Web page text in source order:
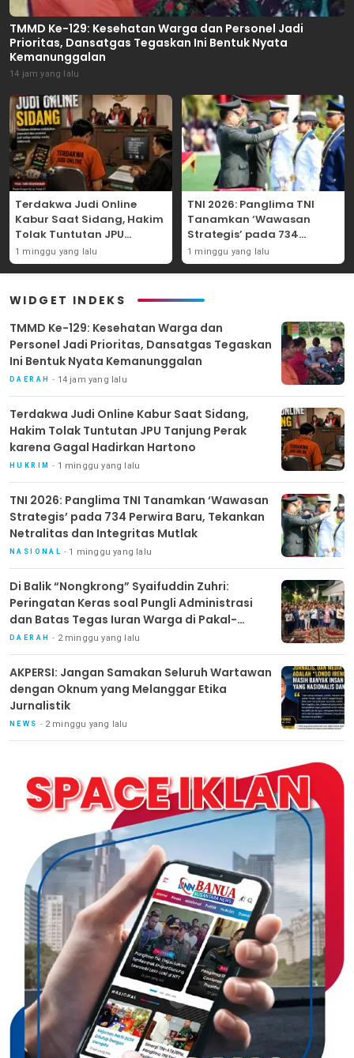
TMMD Ke-129: Kesehatan Warga dan Personel Jadi
Prioritas, Dansatgas Tegaskan Ini Bentuk Nyata
Kemanunggalan
14 jam yang lalu
Terdakwa Judi Online
Kabur Saat Sidang, Hakim
Tolak Tuntutan JPU
Tanjung Perak karena
Gagal Hadirkan Hartono
1 minggu yang lalu
TNI 2026: Panglima TNI
Tanamkan ‘Wawasan
Strategis’ pada 734
Perwira Baru, Tekankan
Netralitas dan Integritas
1 minggu yang lalu
WIDGET INDEKS
TMMD Ke-129: Kesehatan Warga dan
Personel Jadi Prioritas, Dansatgas Tegaskan
Ini Bentuk Nyata Kemanunggalan
DAERAH 14 jam yang lalu
Terdakwa Judi Online Kabur Saat Sidang,
Hakim Tolak Tuntutan JPU Tanjung Perak
karena Gagal Hadirkan Hartono
HUKRIM 1 minggu yang lalu
TNI 2026: Panglima TNI Tanamkan ‘Wawasan
Strategis’ pada 734 Perwira Baru, Tekankan
Netralitas dan Integritas Mutlak
NASIONAL 1 minggu yang lalu
Di Balik “Nongkrong” Syaifuddin Zuhri:
Peringatan Keras soal Pungli Administrasi
dan Batas Tegas Iuran Warga di Pakal-
Benowo
DAERAH 2 minggu yang lalu
AKPERSI: Jangan Samakan Seluruh Wartawan
dengan Oknum yang Melanggar Etika
Jurnalistik
NEWS 2 minggu yang lalu